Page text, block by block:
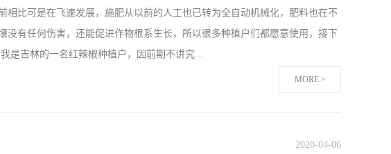
，叶片泛黄，树势弱，使用伯示麦生根剂+微生物菌剂后，树势不仅变好
张师傅对于效果也非常的满意。 猕猴桃使用拉姆拉伯示麦生根剂魏师傅在他
用普通的复合肥要比使用伯示麦生根剂少花了3０块钱，但当被问到实验对
比可是在飞速发展，施肥从以前的人工也已转为全自动机械化，肥料也在不
有任何伤害，还能促进作物根系生长，所以很多种植户们都愿意使用，接下
是吉林的一名红辣椒种植户，因前期不讲究...
是什么也不懂，就询问身边的朋友是如何选择滴灌肥的，了解到他们一直都
MORE >
2020-04-06